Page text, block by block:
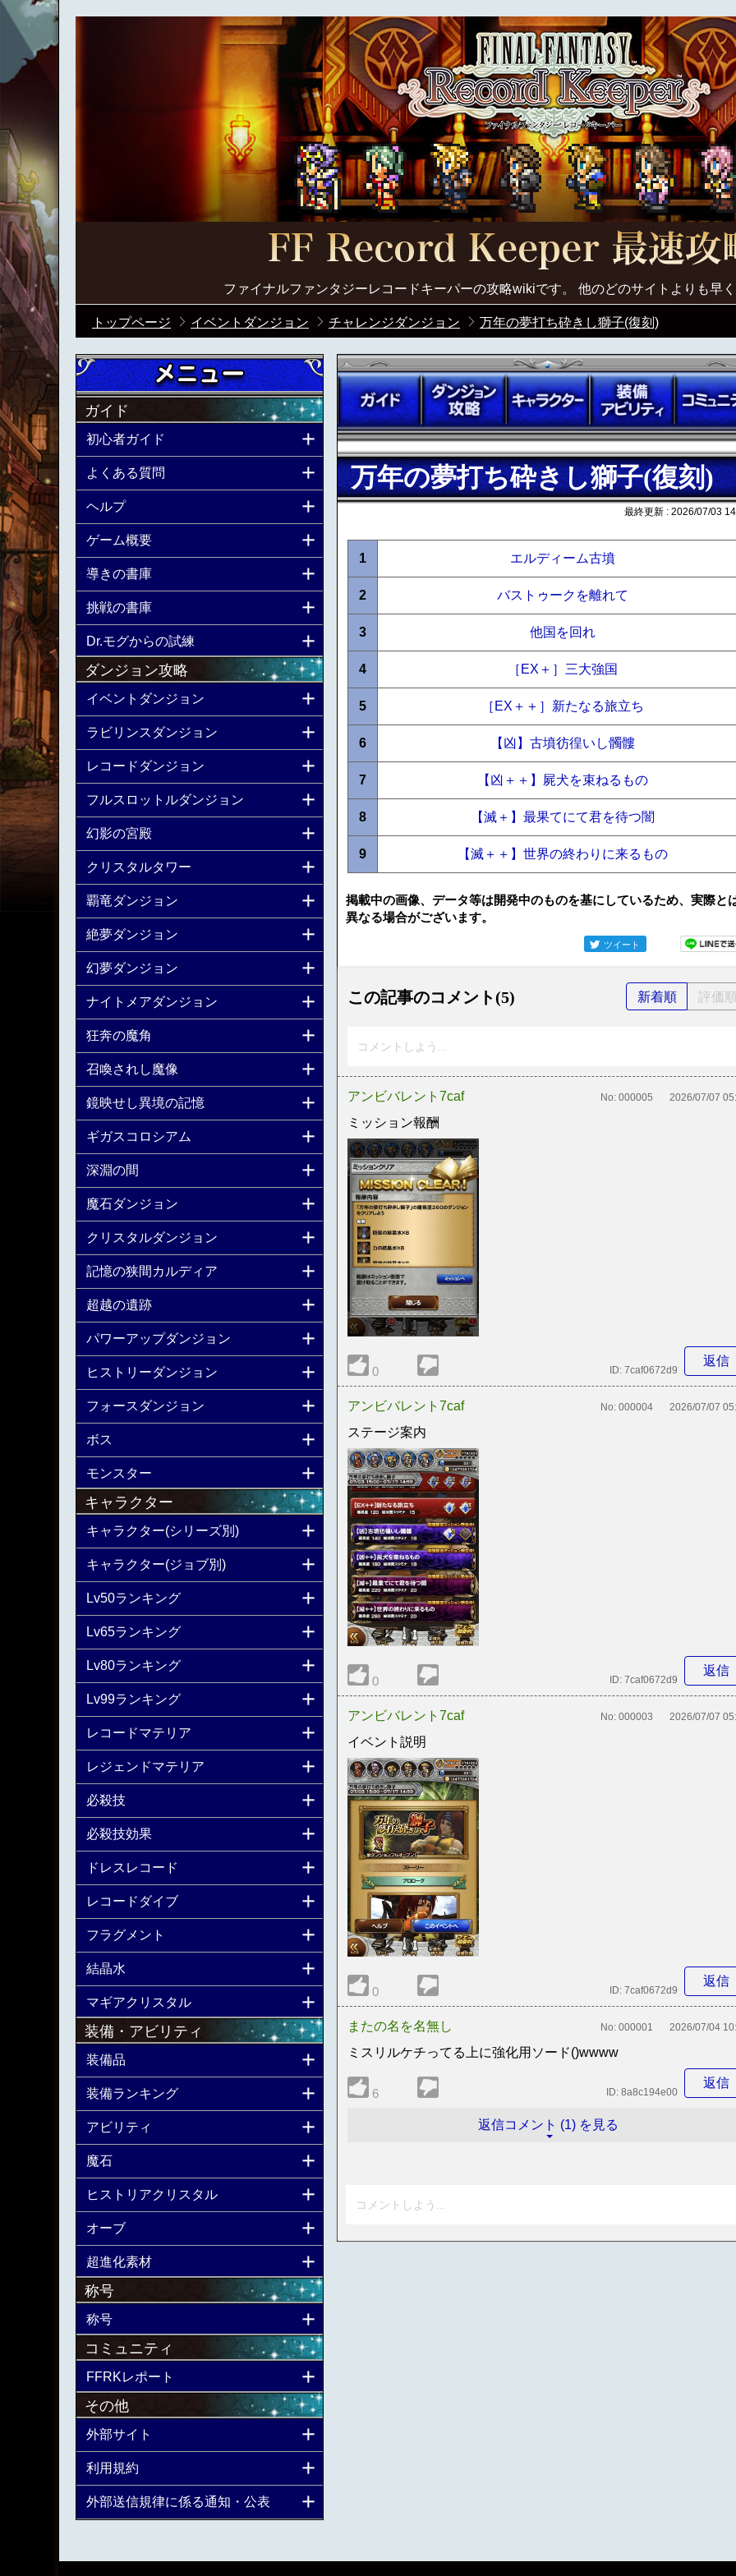
ファイナルファンタジーレコードキーパーの攻略wikiです。 他のどのサイトよりも早
トップページ イベントダンジョン チャレンジダンジョン 万年の夢打ち砕きし獅子(復刻)
万年の夢打ち砕きし獅子(復刻)
最終更新 : 2026/07/03
1 エルディーム古墳
2 バストゥークを離れて
3 他国を回れ
4 ［EX＋］三大強国
5 ［EX＋＋］新たなる旅立ち
6 【凶】古墳彷徨いし髑髏
7 【凶＋＋】屍犬を束ねるもの
8 【滅＋】最果てにて君を待つ闇
9 【滅＋＋】世界の終わりに来るもの
掲載中の画像、データ等は開発中のものを基にしているため、実際と
異なる場合がございます。
ツイート
この記事のコメント(5) 新着順 評価
コメントしよう...
アンビバレント7caf No: 000005 2026/07/07
ミッション報酬
0
返信
ID: 7caf0672d9
アンビバレント7caf No: 000004 2026/07/07
ステージ案内
0
返信
ID: 7caf0672d9
アンビバレント7caf No: 000003 2026/07/07
イベント説明
0
返信
ID: 7caf0672d9
またの名を名無し No: 000001 2026/07/04
ミスリルケチってる上に強化用ソード()wwww
6
返信
ID: 8a8c194e00
返信コメント (1) を見る
コメントしよう...
ガイド
初心者ガイド
よくある質問
ヘルプ
ゲーム概要
導きの書庫
挑戦の書庫
Dr.モグからの試練
ダンジョン攻略
イベントダンジョン
ラビリンスダンジョン
レコードダンジョン
フルスロットルダンジョン
幻影の宮殿
クリスタルタワー
覇竜ダンジョン
絶夢ダンジョン
幻夢ダンジョン
ナイトメアダンジョン
狂奔の魔角
召喚されし魔像
鏡映せし異境の記憶
ギガスコロシアム
深淵の間
魔石ダンジョン
クリスタルダンジョン
記憶の狭間カルディア
超越の遺跡
パワーアップダンジョン
ヒストリーダンジョン
フォースダンジョン
ボス
モンスター
キャラクター
キャラクター(シリーズ別)
キャラクター(ジョブ別)
Lv50ランキング
Lv65ランキング
Lv80ランキング
Lv99ランキング
レコードマテリア
レジェンドマテリア
必殺技
必殺技効果
ドレスレコード
レコードダイブ
フラグメント
結晶水
マギアクリスタル
装備・アビリティ
装備品
装備ランキング
アビリティ
魔石
ヒストリアクリスタル
オーブ
超進化素材
称号
称号
コミュニティ
FFRKレポート
その他
外部サイト
利用規約
外部送信規律に係る通知・公表